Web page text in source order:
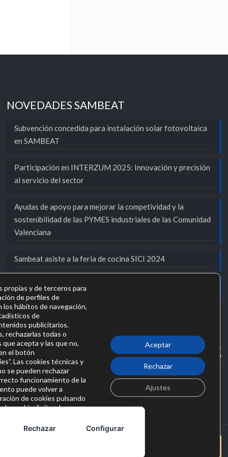
NOVEDADES SAMBEAT
Subvención concedida para instalación solar fotovoltaica
en SAMBEAT
Participación en INTERZUM 2025: Innovación y precisión
al servicio del sector
Ayudas de apoyo para mejorar la competividad y la
sostenibilidad de las PYMES industriales de las Comunidad
Valenciana
Sambeat asiste a la feria de cocina SICI 2024
Sambeat participa en FIMMA-MADERALIA 2024
SAMBEAT SOCIEDAD COOPERATIVA VALENCIANA en el marco del Programa de
Iniciación a la Exportación ICEX Next, ha contado con el apoyo de ICEX y con la
cofinanciación del fondo europeo FEDER. La finalidad de este apoyo es contribuir
al desarrollo internacional de la empresa y de su entorno.
propias y de terceros para
de perfiles de
los hábitos de navegación,
de
publicitarios.
rechazarlas todas o
acepta y las que no,
el botón
Las cookies técnicas y
se pueden rechazar
funcionamiento de la
puede volver a
de cookies pulsando
cookies” situado
específica sobre las
nuestra web;
Aceptar
Rechazar
Ajustes
Rechazar Configurar